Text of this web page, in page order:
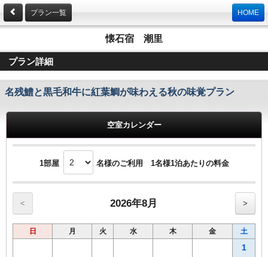
プラン一覧 HOME
懐石宿 潮里
プラン詳細
名残鱧と黒毛和牛に紅葉鯛が味わえる秋の味覚プラン
空室カレンダー
1部屋 名様のご利用 1名様1泊あたりの料金
< 2026年8月 >
日 月 火 水 木 金 土
1